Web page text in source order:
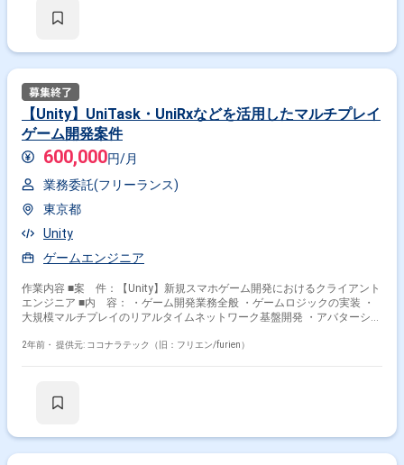
【Unity】UniTask・UniRxなどを活用したマルチプレイ
ゲーム開発案件
600,000円/月
業務委託(フリーランス)
東京都
Unity
ゲームエンジニア
作業内容 ■案 件：【Unity】新規スマホゲーム開発におけるクライアント
エンジニア ■内 容： ・ゲーム開発業務全般 ・ゲームロジックの実装 ・
大規模マルチプレイのリアルタイムネットワーク基盤開発 ・アバターシス
クション
2年前・ 提供元: ココナラテック（旧：フリエン/furien）